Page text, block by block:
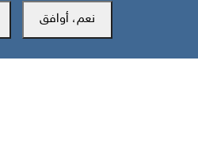
خارطة تفاعلية: تصعيد سعودي حوثي
نعم، أوافق